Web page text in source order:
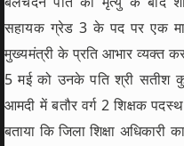
सहायक ग्रेड 3 के पद पर एक
मुख्यमंत्री के प्रति आभार व्यक्त
5 मई को उनके पति श्री सतीश
आमदी में बतौर वर्ग 2 शिक्षक
बताया कि जिला शिक्षा